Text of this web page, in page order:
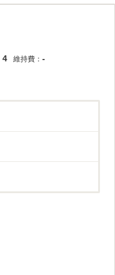
4 維持費： -